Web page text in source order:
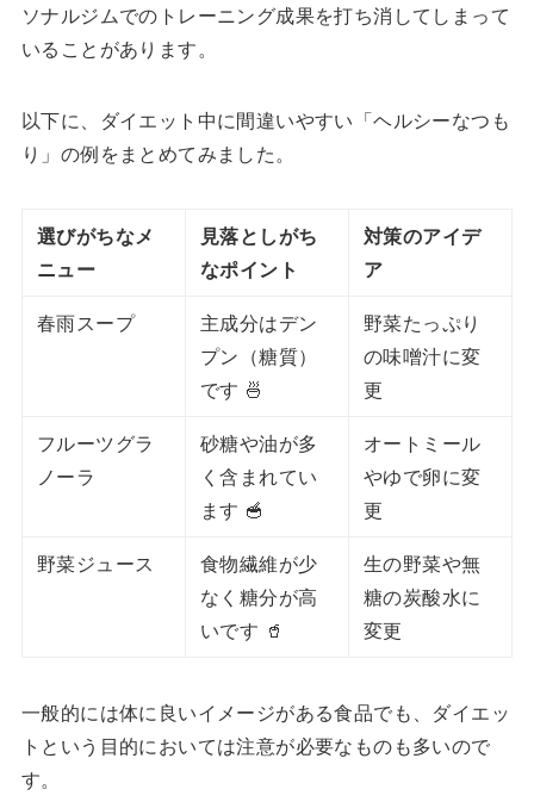
ソナルジムでのトレーニング成果を打ち消してしまって
いることがあります。
以下に、ダイエット中に間違いやすい「ヘルシーなつも
り」の例をまとめてみました。
選びがちなメ
ニュー
見落としがち
なポイント
対策のアイデ
ア
春雨スープ
主成分はデン
プン（糖質）
です 🍜
野菜たっぷり
の味噌汁に変
更
フルーツグラ
ノーラ
砂糖や油が多
く含まれてい
ます 🥣
オートミール
やゆで卵に変
更
野菜ジュース
食物繊維が少
なく糖分が高
いです 🥤
生の野菜や無
糖の炭酸水に
変更
一般的には体に良いイメージがある食品でも、ダイエッ
トという目的においては注意が必要なものも多いので
す。